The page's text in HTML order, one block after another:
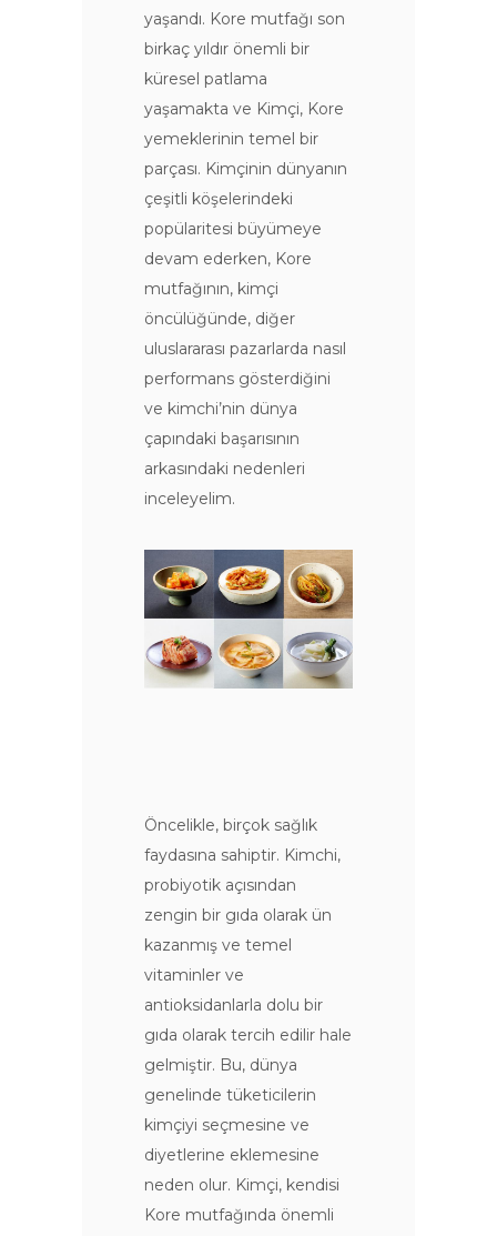
yaşandı. Kore mutfağı son
birkaç yıldır önemli bir
küresel patlama
yaşamakta ve Kimçi, Kore
yemeklerinin temel bir
parçası. Kimçinin dünyanın
çeşitli köşelerindeki
popülaritesi büyümeye
devam ederken, Kore
mutfağının, kimçi
öncülüğünde, diğer
uluslararası pazarlarda nasıl
performans gösterdiğini
ve kimchi’nin dünya
çapındaki başarısının
arkasındaki nedenleri
inceleyelim.
Öncelikle, birçok sağlık
faydasına sahiptir. Kimchi,
probiyotik açısından
zengin bir gıda olarak ün
kazanmış ve temel
vitaminler ve
antioksidanlarla dolu bir
gıda olarak tercih edilir hale
gelmiştir. Bu, dünya
genelinde tüketicilerin
kimçiyi seçmesine ve
diyetlerine eklemesine
neden olur. Kimçi, kendisi
Kore mutfağında önemli